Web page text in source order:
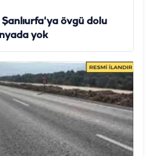
övgü dolu
yok